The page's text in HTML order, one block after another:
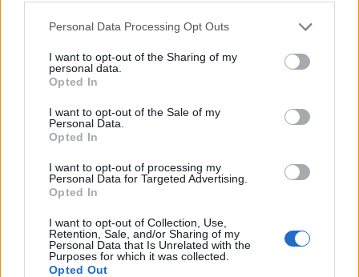
Personal Data Processing Opt Outs
I want to opt-out of the Sharing of my
personal data.
Opted In
I want to opt-out of the Sale of my
Personal Data.
Opted In
I want to opt-out of processing my
Personal Data for Targeted Advertising.
Opted In
I want to opt-out of Collection, Use,
Retention, Sale, and/or Sharing of my
Personal Data that Is Unrelated with the
Purposes for which it was collected.
Opted Out
περιλαμβάνεται η πρόβλεψη του τρόπου με τον
οποίο οι αλλαγές στη βιομηχανική του στομάχου
επηρεάζουν τον τρόπο με τον οποίο το σώμα
απορροφά τα φάρμακα.
ΔΙΑΦΗΜΙΣΗ